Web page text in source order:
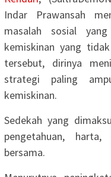
Indar Prawansah
masalah sosial
kemiskinan yang
tersebut, dirinya
strategi paling
kemiskinan.
Sedekah yang
pengetahuan,
bersama.